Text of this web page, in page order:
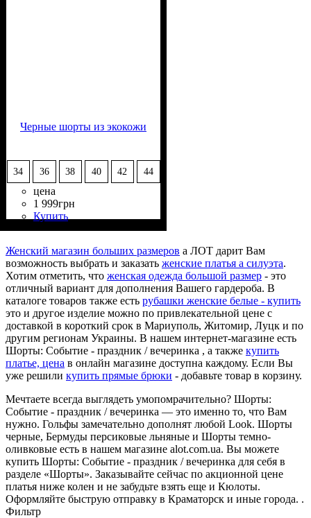
Черные шорты из экокожи
34 36 38 40 42 44
цена
1 999грн
Купить
Состав ткани
Крой: свободный
Длина: выше колена
Стиль: casual
Женский магазин больших размеров а ЛОТ дарит Вам
возможность выбрать и заказать женские платья а силуэта.
Хотим отметить, что женская одежда большой размер - это
отличный вариант для дополнения Вашего гардероба. В
каталоге товаров также есть рубашки женские белые - купить
это и другое изделие можно по привлекательной цене с
доставкой в короткий срок в Мариуполь, Житомир, Луцк и по
другим регионам Украины. В нашем интернет-магазине есть
Шорты: Событие - праздник / вечеринка , а также купить
платье, цена в онлайн магазине доступна каждому. Если Вы
уже решили купить прямые брюки - добавьте товар в корзину.
Мечтаете всегда выглядеть умопомрачительно? Шорты:
Событие - праздник / вечеринка — это именно то, что Вам
нужно. Гольфы замечательно дополнят любой Look. Шорты
черные, Бермуды персиковые льняные и Шорты темно-
оливковые есть в нашем магазине alot.com.ua. Вы можете
купить Шорты: Событие - праздник / вечеринка для себя в
разделе «Шорты». Заказывайте сейчас по акционной цене
платья ниже колен и не забудьте взять еще и Кюлоты.
Оформляйте быструю отправку в Краматорск и иные города. .
Фильтр